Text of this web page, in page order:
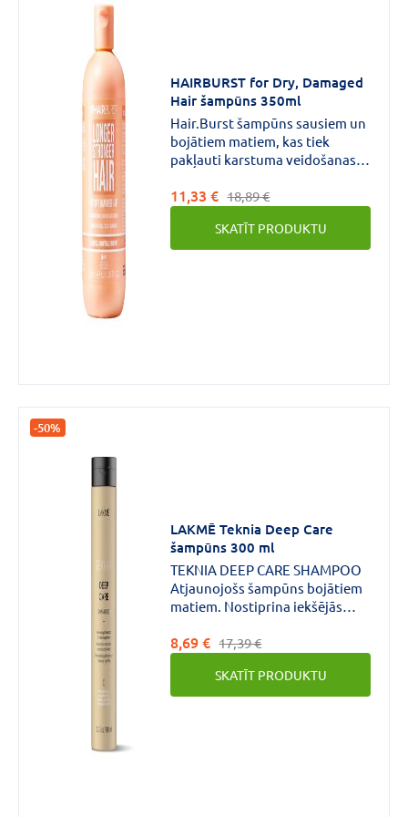
HAIRBURST for Dry, Damaged
Hair šampūns 350ml
Hair.Burst šampūns sausiem un
bojātiem matiem, kas tiek
pakļauti karstuma veidošanas,
krāšošanas iedarbībai.
11,33 € 18,89 €
SKATĪT PRODUKTU
-50%
LAKMĒ Teknia Deep Care
šampūns 300 ml
TEKNIA DEEP CARE SHAMPOO
Atjaunojošs šampūns bojātiem
matiem. Nostiprina iekšējās
pabaro.
8,69 € 17,39 €
SKATĪT PRODUKTU